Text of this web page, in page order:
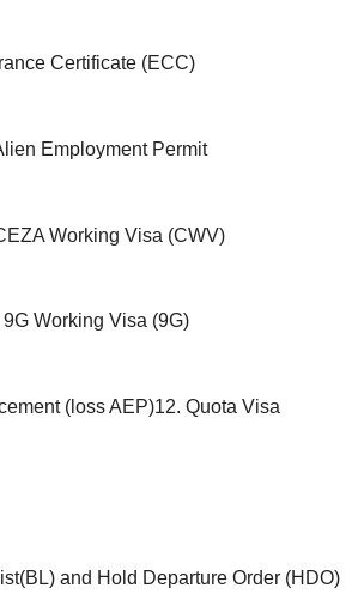
Certificate (ECC)
Employment Permit
Working Visa (CWV)
Working Visa (9G)
(loss AEP)12. Quota Visa
and Hold Departure Order (HDO)